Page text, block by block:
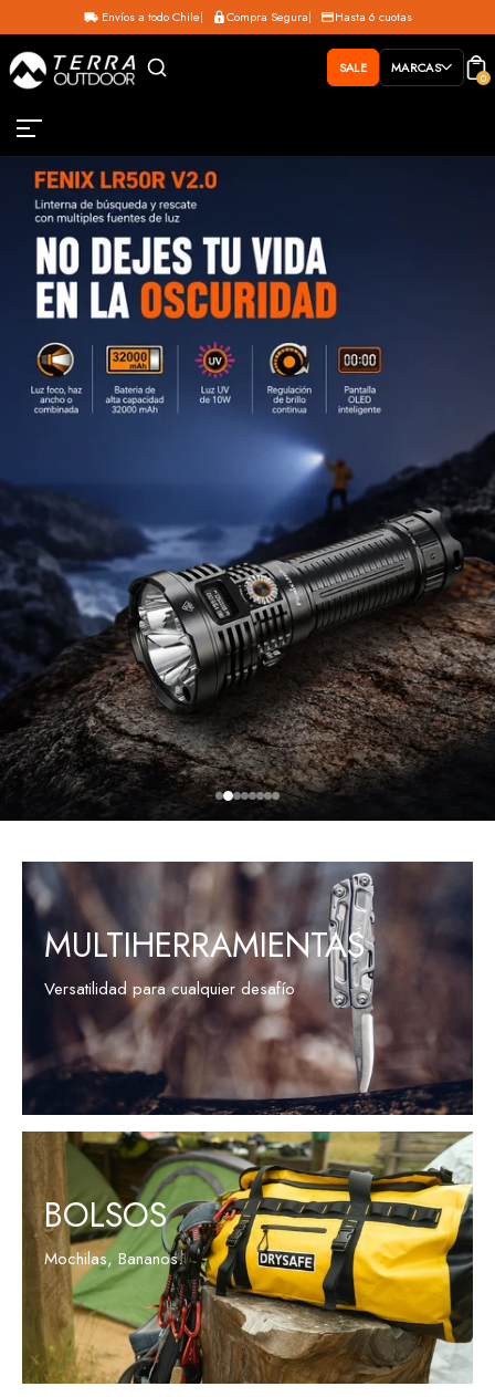
Envíos a todo Chile Compra Segura Hasta 6 cuotas
SALE MARCAS
0
VER PRODUCTOS
MULTIHERRAMIENTAS
Versatilidad para cualquier desafío
VER PRODUCTOS
BOLSOS
Mochilas, Bananos.
VER PRODUCTOS